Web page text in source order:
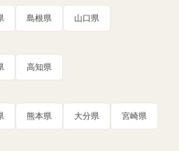
島根県 山口県
高知県
熊本県 大分県 宮崎県